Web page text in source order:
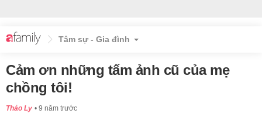
Tâm sự - Gia đình
Cảm ơn những tấm ảnh cũ của mẹ
chồng tôi!
Thảo Ly 9 năm trước